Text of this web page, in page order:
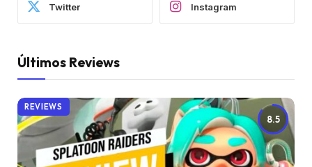
Twitter Instagram
Últimos Reviews
8.5
REVIEWS